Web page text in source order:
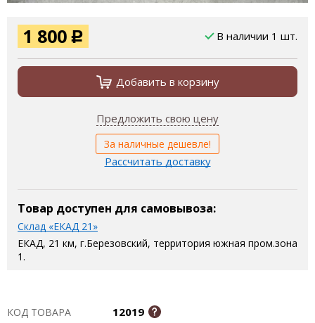
1 800 Р В наличии 1 шт.
Добавить в корзину
Предложить свою цену
За наличные дешевле!
Рассчитать доставку
Товар доступен для самовывоза:
Склад «ЕКАД 21»
ЕКАД, 21 км, г.Березовский, территория южная пром.зона
1.
КОД ТОВАРА 12019